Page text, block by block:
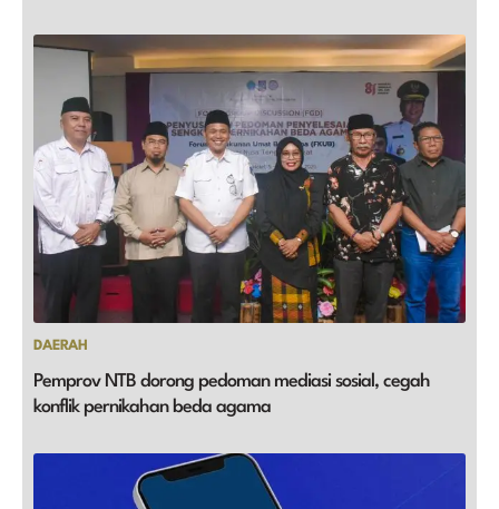
DAERAH
Pemprov NTB dorong pedoman mediasi sosial, cegah
konflik pernikahan beda agama